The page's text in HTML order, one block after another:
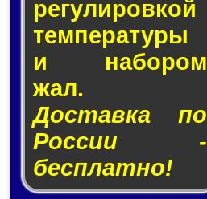
ре­гу­ли­ров­кой
тем­пе­ра­ту­ры
и на­бо­ром
жал.
Доставка по
России -
бесплатно!